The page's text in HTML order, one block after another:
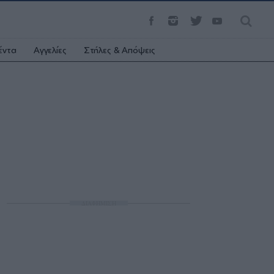
Αγγελίες Στήλες & Απόψεις